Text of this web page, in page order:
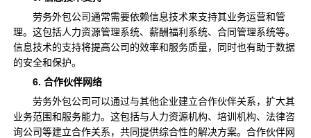
劳务外包公司通常需要依赖信息技术来支持其业务运营和管
理。这包括人力资源管理系统、薪酬福利系统、合同管理系统等。
信息技术的支持将提高公司的效率和服务质量，同时也有助于数据
的安全和保护。
6. 合作伙伴网络
劳务外包公司可以通过与其他企业建立合作伙伴关系，扩大其
业务范围和服务能力。这包括与人力资源机构、培训机构、法律咨
询公司等建立合作关系，共同提供综合性的解决方案。合作伙伴网